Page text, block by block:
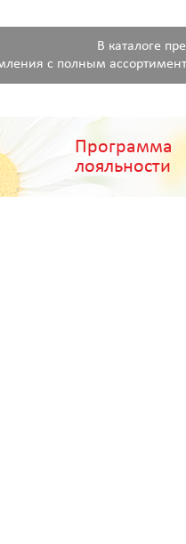
В каталоге
с полным
Программа
лояльности